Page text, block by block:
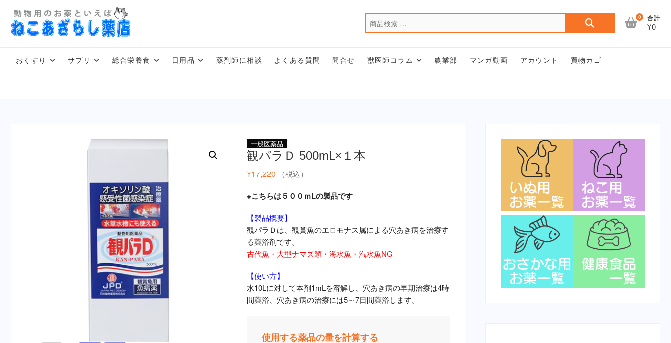
content
0 合計
¥0
おくすり サプリ 総合栄養食 日用品 薬剤師に相談 よくある質問 問合せ 獣医師コラム 農業部 マンガ動画 アカウント 買物カゴ
一般医薬品
観パラＤ 500mL×１本
¥17,220 （税込）
※こちらは５００ｍLの製品です
【製品概要】
観パラＤは、観賞魚のエロモナス属による穴あき病を治療す
る薬浴剤です。
古代魚・大型ナマズ類・海水魚・汽水魚NG
【使い方】
水10Lに対して本剤1mLを溶解し、穴あき病の早期治療は4時
間薬浴、穴あき病の治療には5～7日間薬浴します。
使用する薬品の量を計算する